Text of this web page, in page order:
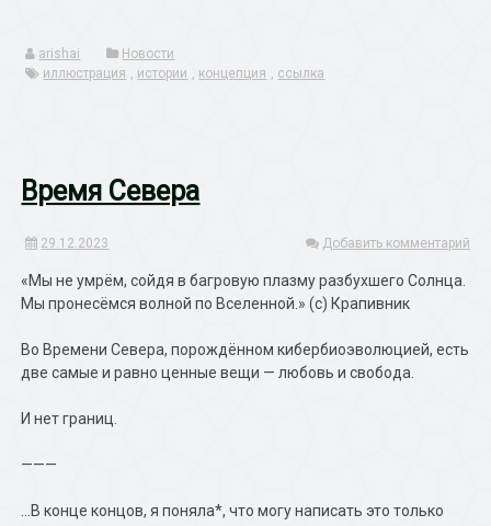
arishai
Новости
иллюстрация , истории , концепция , ссылка
Время Севера
29.12.2023 Добавить комментарий
«Мы не умрём, сойдя в багровую плазму разбухшего Солнца.
Мы пронесёмся волной по Вселенной.» (с) Крапивник
Во Времени Севера, порождённом кибербиоэволюцией, есть
две самые и равно ценные вещи — любовь и свобода.
И нет границ.
———
…В конце концов, я поняла*, что могу написать это только